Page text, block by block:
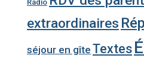
Radio
extraordinaires
séjour en gîte Textes